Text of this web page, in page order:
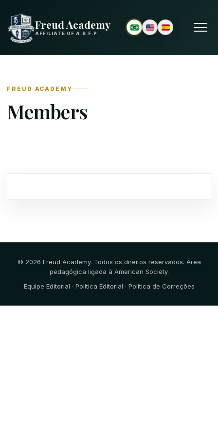
Freud Academy
AFFILIATE OF A.S.F.P
FREUD ACADEMY
Members
© 2026 Freud Academy. Todos os direitos reservados. Área
pedagógica ligada à American Society.
Equipe Editorial · Política Editorial · Política de Correções